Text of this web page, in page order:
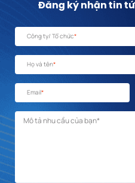
Đăng ký nhận tin
Công ty/ Tổ chức*
Họ và tên*
Email*
Mô tả nhu cầu *